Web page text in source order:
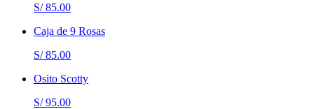
S/ 85.00
Caja de 9 Rosas
S/ 85.00
Osito Scotty
S/ 95.00